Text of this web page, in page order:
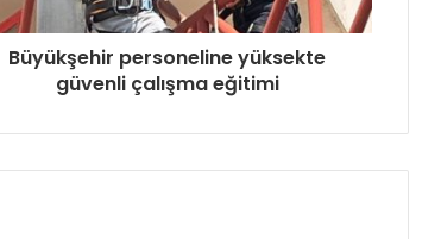
Büyükşehir personeline yüksekte
güvenli çalışma eğitimi